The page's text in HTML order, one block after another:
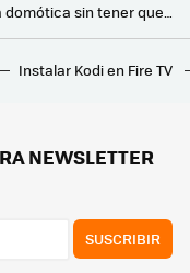
Lidl tiene el kit ideal para iniciarte en la domótica sin tener que gastarte un dineral
Lidl tiene el chollo perfecto para los manitas de casa: un taladro con batería a precio imbatible
He probado muchas herramientas para eliminar mi ruido de fondo en las videollamadas y éstas son las que más me han gustado
Instalar Kodi en Fire TV
NEWSLETTER
SUSCRIBIR